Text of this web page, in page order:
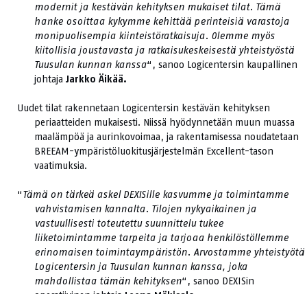
modernit ja kestävän kehityksen mukaiset tilat. Tämä
hanke osoittaa kykymme kehittää perinteisiä varastoja
monipuolisempia kiinteistöratkaisuja. Olemme myös
kiitollisia joustavasta ja ratkaisukeskeisestä yhteistyöstä
Tuusulan kunnan kanssa“, sanoo Logicentersin kaupallinen
johtajaJarkko Äikää.
Uudet tilat rakennetaan Logicentersin kestävän kehityksen
periaatteiden mukaisesti. Niissä hyödynnetään muun muassa
maalämpöä ja aurinkovoimaa, ja rakentamisessa noudatetaan
BREEAM-ympäristöluokitusjärjestelmän Excellent-tason
vaatimuksia.
“Tämä on tärkeä askel DEXISille kasvumme ja toimintamme
vahvistamisen kannalta. Tilojen nykyaikainen ja
vastuullisesti toteutettu suunnittelu tukee
liiketoimintamme tarpeita ja tarjoaa henkilöstöllemme
erinomaisen toimintaympäristön. Arvostamme yhteistyötä
Logicentersin ja Tuusulan kunnan kanssa, joka
mahdollistaa tämän kehityksen“, sanoo DEXISin